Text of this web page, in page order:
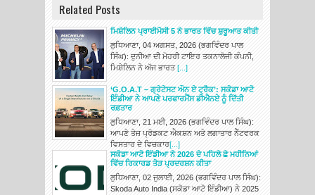
Related Posts
ਮਿਸ਼ੇਲਿਨ ਪ੍ਰਾਈਮੈਸੀ 5 ਨੇ ਭਾਰਤ ਵਿੱਚ ਸ਼ੁਰੂਆਤ ਕੀਤੀ
ਲੁਧਿਆਣਾ, 04 ਅਗਸਤ, 2026 (ਭਗਵਿੰਦਰ ਪਾਲ
ਸਿੰਘ): ਦੁਨੀਆ ਦੀ ਮੋਹਰੀ ਟਾਇਰ ਤਕਨਾਲੋਜੀ ਕੰਪਨੀ,
ਮਿਸ਼ੇਲਿਨ ਨੇ ਅੱਜ ਭਾਰਤ [...]
‘G.O.A.T – ਗ੍ਰੇਟੇਸਟ ਔਨ ਏ ਟ੍ਰੈਕ’: ਸਕੋਡਾ ਆਟੋ
ਇੰਡੀਆ ਨੇ ਆਪਣੇ ਪਰਫਾਰਮੈਂਸ ਡੀਐਨਏ ਨੂੰ ਦਿੱਤੀ
ਰਫ਼ਤਾਰ
ਲੁਧਿਆਣਾ, 21 ਮਈ, 2026 (ਭਗਵਿੰਦਰ ਪਾਲ ਸਿੰਘ):
ਆਪਣੇ ਤੇਜ਼ ਪ੍ਰੋਡਕਟ ਐਕਸ਼ਨ ਅਤੇ ਲਗਾਤਾਰ ਨੈੱਟਵਰਕ
ਵਿਸਤਾਰ ਦੇ ਵਿਚਕਾਰ[...]
ਸਕੋਡਾ ਆਟੋ ਇੰਡੀਆ ਨੇ 2026 ਦੇ ਪਹਿਲੇ ਛੇ ਮਹੀਨਿਆਂ
ਵਿੱਚ ਰਿਕਾਰਡ ਤੋੜ ਪ੍ਰਦਰਸ਼ਨ ਕੀਤਾ
ਲੁਧਿਆਣਾ, 02 ਜੁਲਾਈ, 2026 (ਭਗਵਿੰਦਰ ਪਾਲ ਸਿੰਘ):
Skoda Auto India (ਸਕੋਡਾ ਆਟੋ ਇੰਡੀਆ) ਨੇ 2025